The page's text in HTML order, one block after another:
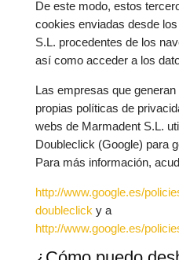
De este modo, estos
cookies enviadas desde
S.L. procedentes de los
así como acceder a los
Las empresas que
propias políticas de
webs de Marmadent S.L.
Doubleclick (Google) para
Para más información,
http://www.google.es/
doubleclick y a
http://www.google.es/